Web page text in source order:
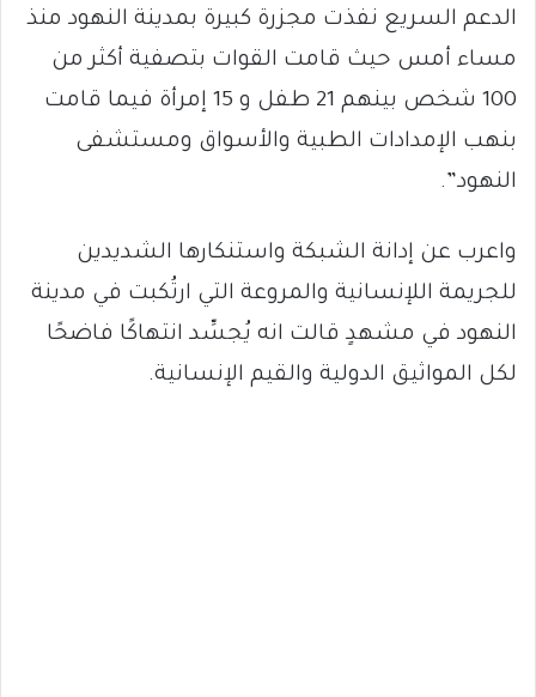
الدعم السريع نفذت مجزرة كبيرة بمدينة النهود منذ
مساء أمس حيث قامت القوات بتصفية أكثر من
100 شخص بينهم 21 طفل و 15 إمرأة فيما قامت
بنهب الإمدادات الطبية والأسواق ومستشفى
النهود”.
واعرب عن إدانة الشبكة واستنكارها الشديدين
للجريمة اللإنسانية والمروعة التي ارتُكبت في مدينة
النهود في مشهدٍ قالت انه يُجسِّد انتهاكًا فاضحًا
لكل المواثيق الدولية والقيم الإنسانية.